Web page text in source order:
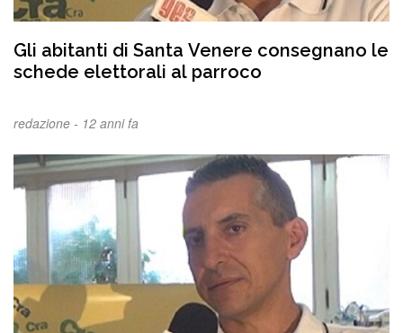
Gli abitanti di Santa Venere consegnano le
schede elettorali al parroco
redazione - 12 anni fa